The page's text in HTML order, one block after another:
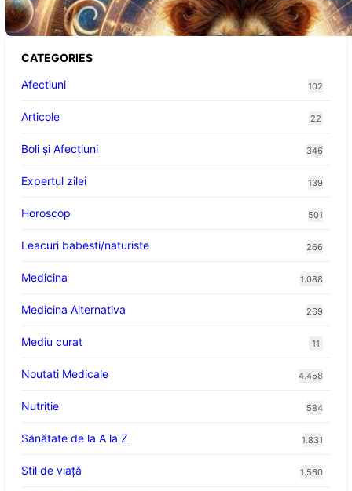
CATEGORIES
Afectiuni
102
Articole 22
Boli și Afecțiuni 346
Expertul zilei 139
Horoscop 501
Leacuri babesti/naturiste 266
Medicina 1.088
Medicina Alternativa 269
Mediu curat 11
Noutati Medicale 4.458
Nutritie 584
Sănătate de la A la Z 1.831
Stil de viaţă 1.560